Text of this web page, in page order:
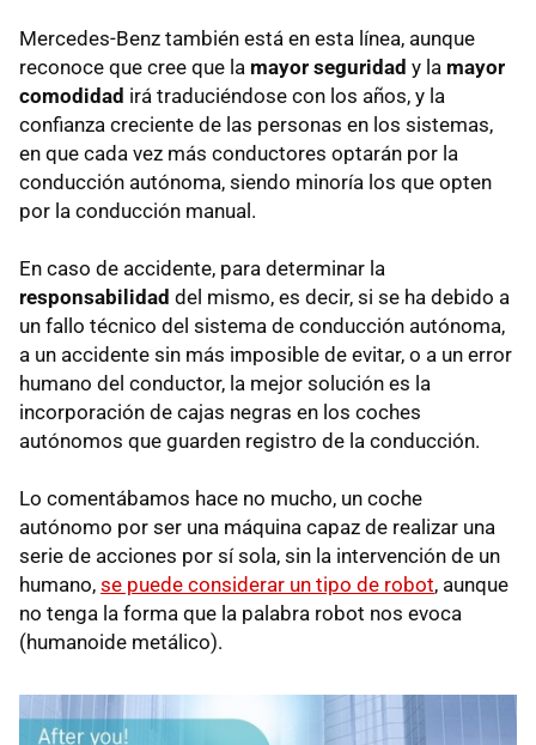
Mercedes-Benz también está en esta línea, aunque
reconoce que cree que la mayor seguridad y la mayor
comodidad irá traduciéndose con los años, y la
confianza creciente de las personas en los sistemas,
en que cada vez más conductores optarán por la
conducción autónoma, siendo minoría los que opten
por la conducción manual.
En caso de accidente, para determinar la
responsabilidad del mismo, es decir, si se ha debido a
un fallo técnico del sistema de conducción autónoma,
a un accidente sin más imposible de evitar, o a un error
humano del conductor, la mejor solución es la
incorporación de cajas negras en los coches
autónomos que guarden registro de la conducción.
Lo comentábamos hace no mucho, un coche
autónomo por ser una máquina capaz de realizar una
serie de acciones por sí sola, sin la intervención de un
humano, se puede considerar un tipo de robot, aunque
no tenga la forma que la palabra robot nos evoca
(humanoide metálico).